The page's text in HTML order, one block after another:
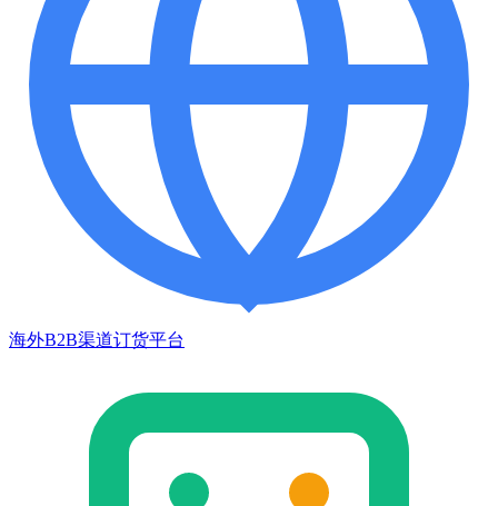
海外B2B渠道订货平台